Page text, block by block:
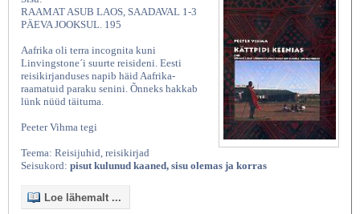
RAAMAT ASUB LAOS, SAADAVAL 1-3
PÄEVA JOOKSUL. 195
Aafrika oli terra incognita kuni
Linvingstone´i suurte reisideni. Eesti
reisikirjanduses napib häid Aafrika-
raamatuid paraku senini. Õnneks hakkab
lünk nüüd täituma.
Peeter Vihma tegi
Teema: Reisijuhid, reisikirjad
Seisukord: pisut kulunud kaaned, sisu olemas ja korras
Loe lähemalt ...